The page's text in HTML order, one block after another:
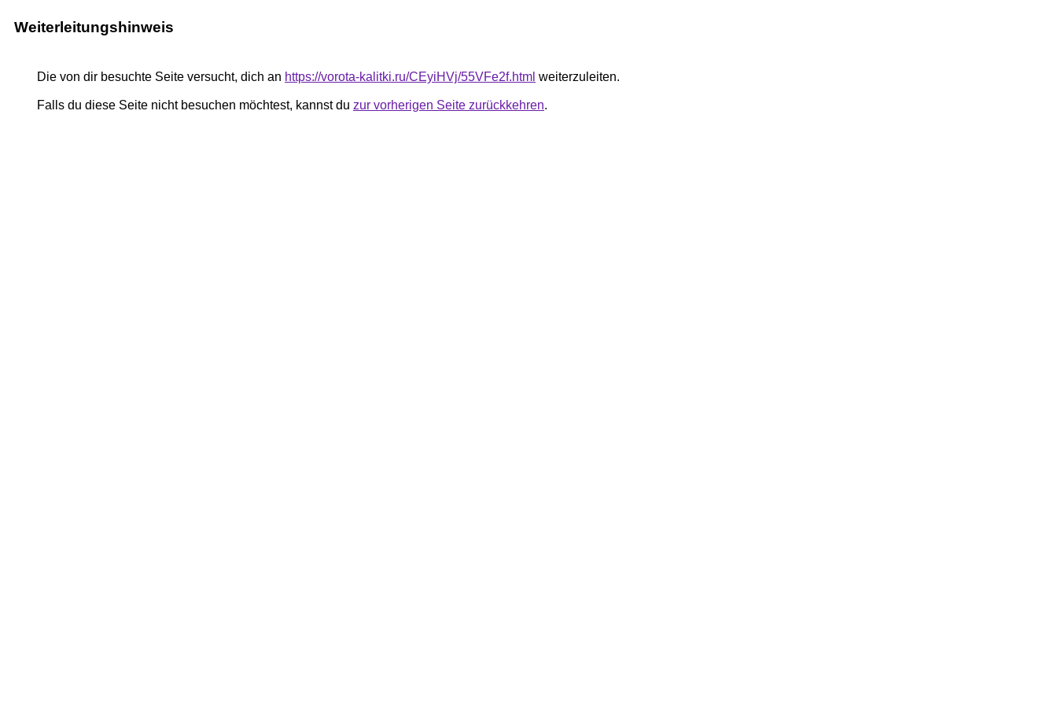
Weiterleitungshinweis
Die von dir besuchte Seite versucht, dich an https://vorota-kalitki.ru/CEyiHVj/55VFe2f.html weiterzuleiten.
Falls du diese Seite nicht besuchen möchtest, kannst du zur vorherigen Seite zurückkehren.